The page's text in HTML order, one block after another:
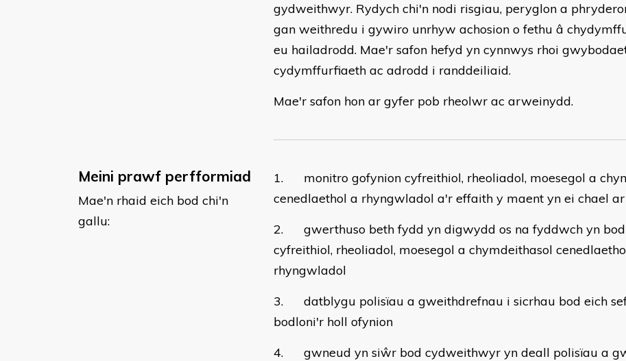
gydweithwyr. Rydych chi'n nodi risgiau, peryglon a
gan weithredu i gywiro unrhyw achosion o fethu â
eu hailadrodd. Mae'r safon hefyd yn cynnwys rhoi
cydymffurfiaeth ac adrodd i randdeiliaid.
Mae'r safon hon ar gyfer pob rheolwr ac arweinydd.
Meini prawf perfformiad
Mae'n rhaid eich bod chi'n
gallu:
1. monitro gofynion cyfreithiol, rheoliadol, moesegol a
cenedlaethol a rhyngwladol a'r effaith y maent yn ei chael
2. gwerthuso beth fydd yn digwydd os na fyddwch yn
cyfreithiol, rheoliadol, moesegol a chymdeithasol
rhyngwladol
3. datblygu polisïau a gweithdrefnau i sicrhau bod eich
bodloni'r holl ofynion
4. gwneud yn siŵr bod cydweithwyr yn deall polisïau a